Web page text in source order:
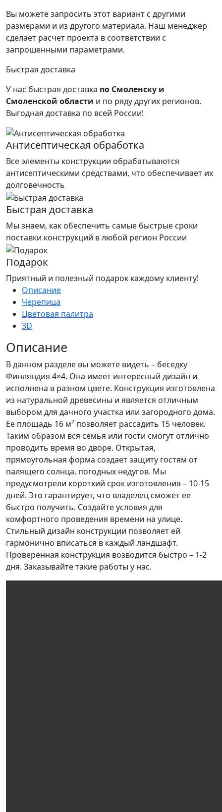
Вы можете запросить этот вариант с другими
размерами и из другого материала. Наш менеджер
сделает расчет проекта в соответствии с
запрошенными параметрами.
Быстрая доставка
У нас быстрая доставка по Смоленску и
Смоленской области и по ряду других регионов.
Выгодная доставка по всей России!
Антисептическая обработка
Все элементы конструкции обрабатываются
антисептическими средствами, что обеспечивает их
долговечность
Быстрая доставка
Мы знаем, как обеспечить самые быстрые сроки
поставки конструкций в любой регион России
Подарок
Приятный и полезный подарок каждому клиенту!
Описание
Черепица
Цветовая палитра
3D
Описание
В данном разделе вы можете видеть – беседку
Финляндия 4×4. Она имеет интересный дизайн и
исполнена в разном цвете. Конструкция изготовлена
из натуральной древесины и является отличным
выбором для дачного участка или загородного дома.
Ее площадь 16 м² позволяет рассадить 15 человек.
Таким образом вся семья или гости смогут отлично
проводить время во дворе. Открытая,
прямоугольная форма создает защиту гостям от
палящего солнца, погодных недугов. Мы
предусмотрели короткий срок изготовления – 10-15
дней. Это гарантирует, что владелец сможет ее
быстро получить. Создайте условия для
комфортного проведения времени на улице.
Стильный дизайн конструкции позволяет ей
гармонично вписаться в каждый ландшафт.
Проверенная конструкция возводится быстро – 1-2
дня. Заказывайте такие работы у нас.